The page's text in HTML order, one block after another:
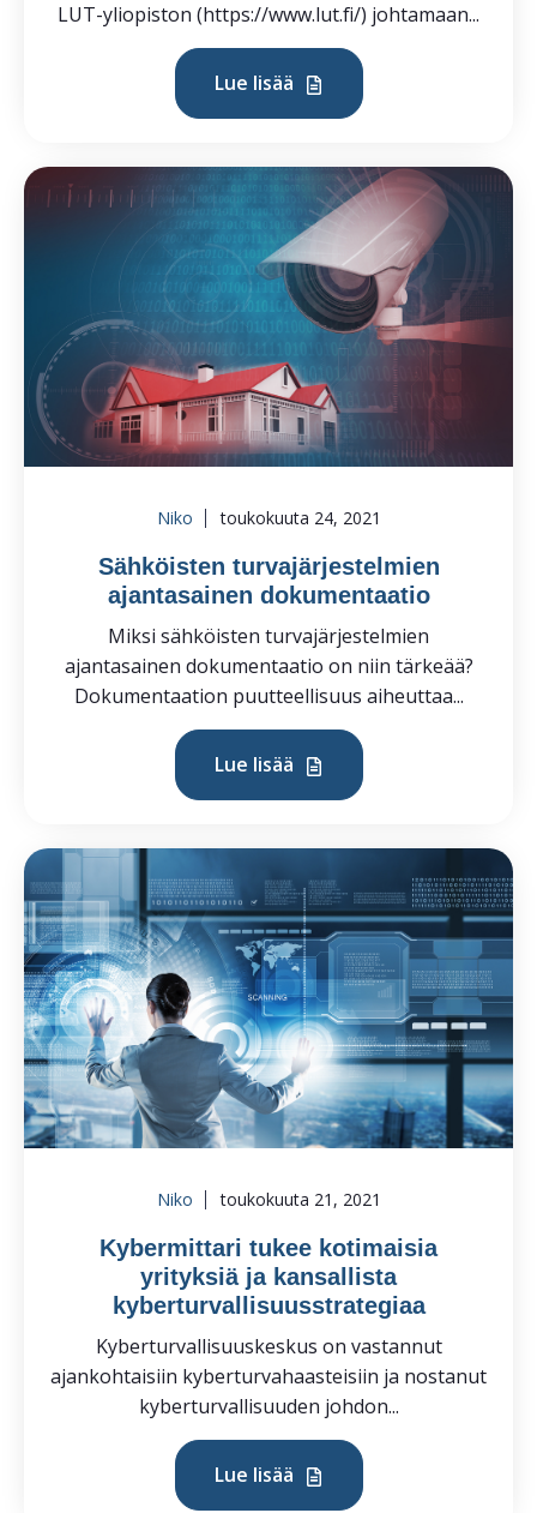
LUT-yliopiston (https://www.lut.fi/) johtamaan...
Lue lisää
Niko toukokuuta 24, 2021
Sähköisten turvajärjestelmien
ajantasainen dokumentaatio
Miksi sähköisten turvajärjestelmien
ajantasainen dokumentaatio on niin tärkeää?
Dokumentaation puutteellisuus aiheuttaa...
Lue lisää
Niko toukokuuta 21, 2021
Kybermittari tukee kotimaisia
yrityksiä ja kansallista
kyberturvallisuusstrategiaa
Kyberturvallisuuskeskus on vastannut
ajankohtaisiin kyberturvahaasteisiin ja nostanut
kyberturvallisuuden johdon...
Lue lisää